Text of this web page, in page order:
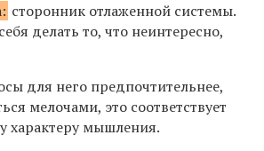
сторонник отлаженной системы.
делать то, что неинтересно,
для него предпочтительнее,
мелочами, это соответствует
характеру мышления.